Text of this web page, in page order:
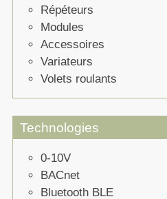
Répéteurs
Modules
Accessoires
Variateurs
Volets roulants
Technologies
0-10V
BACnet
Bluetooth BLE